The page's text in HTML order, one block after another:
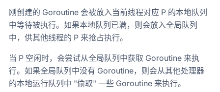
刚创建的 Goroutine 会被放入当前线程对应 P 的本地队列
中等待被执行。如果本地队列已满，则会放入全局队列
中，供其他线程的 P 来抢占执行。
当 P 空闲时，会尝试从全局队列中获取 Goroutine 来执
行。如果全局队列中没有 Goroutine，则会从其他处理器
的本地运行队列中 "偷取" 一些 Goroutine 来执行。